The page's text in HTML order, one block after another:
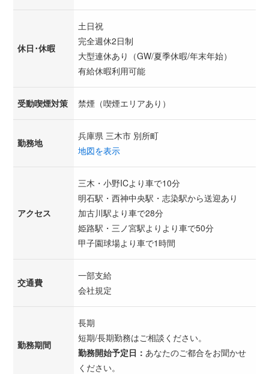
休日･休暇
土日祝
完全週休2日制
大型連休あり（GW/夏季休暇/年末年始）
有給休暇利用可能
受動喫煙対策 禁煙（喫煙エリアあり）
勤務地
兵庫県 三木市 別所町
地図を表示
アクセス
三木・小野ICより車で10分
明石駅・西神中央駅・志染駅から送迎あり
加古川駅より車で28分
姫路駅・三ノ宮駅よりより車で50分
甲子園球場より車で1時間
交通費
一部支給
会社規定
勤務期間
長期
短期/長期勤務はご相談ください。
勤務開始予定日： あなたのご都合をお聞かせ
ください。